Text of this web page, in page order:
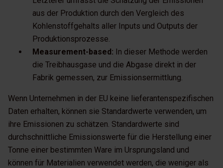
aus der Produktion durch den Vergleich des
Kohlenstoffgehalts aller Inputs und Outputs der
Produktionsprozesse.
Measurement-based: In dieser Methode werden
die Treibhausgase und die Abgase direkt in der
Fabrik gemessen, zur Emissionsermittlung.
Wenn Unternehmen in der EU keine lieferantenspezifischen
Daten erhalten, können sie Standardwerte verwenden, um
ihre Emissionen zu schätzen. Standardwerte sind
durchschnittliche Emissionswerte für die Herstellung einer
Tonne einer bestimmten Ware im Ursprungsland und
können für Materialien verwendet werden, die weniger als